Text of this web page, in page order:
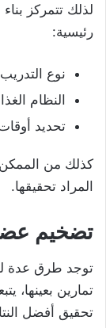
لذلك تتمركز
رئيسية:
نوع
النظام
تحديد
كذلك من الممكن
المراد تحقيقها.
تضخيم
توجد طرق عدة
تمارين بعينها،
تحقيق أفضل